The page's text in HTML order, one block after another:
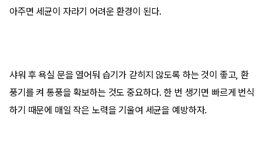
아주면 세균이 자라기 어려운 환경이 된다.
샤워 후 욕실 문을 열어둬 습기가 갇히지 않도록 하는 것이 좋고, 환
풍기를 켜 통풍을 확보하는 것도 중요하다. 한 번 생기면 빠르게 번식
하기 때문에 매일 작은 노력을 기울여 세균을 예방하자.